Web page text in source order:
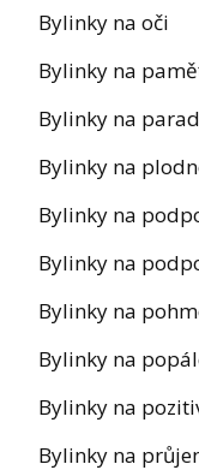
Bylinky na oči
Bylinky na
Bylinky na
Bylinky na
Bylinky na
Bylinky na
Bylinky na
Bylinky na
Bylinky na
Bylinky na